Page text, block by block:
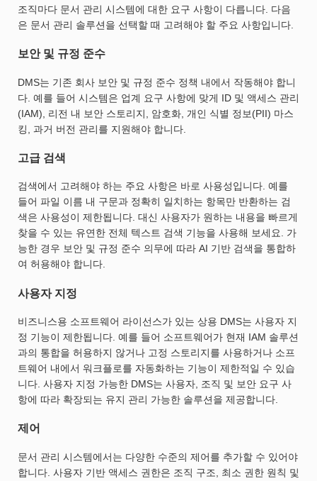
조직마다 문서 관리 시스템에 대한 요구 사항이 다릅니다. 다음
은 문서 관리 솔루션을 선택할 때 고려해야 할 주요 사항입니다.
보안 및 규정 준수
DMS는 기존 회사 보안 및 규정 준수 정책 내에서 작동해야 합니
다. 예를 들어 시스템은 업계 요구 사항에 맞게 ID 및 액세스 관리
(IAM), 리전 내 보안 스토리지, 암호화, 개인 식별 정보(PII) 마스
킹, 과거 버전 관리를 지원해야 합니다.
고급 검색
검색에서 고려해야 하는 주요 사항은 바로 사용성입니다. 예를
들어 파일 이름 내 구문과 정확히 일치하는 항목만 반환하는 검
색은 사용성이 제한됩니다. 대신 사용자가 원하는 내용을 빠르게
찾을 수 있는 유연한 전체 텍스트 검색 기능을 사용해 보세요. 가
능한 경우 보안 및 규정 준수 의무에 따라 AI 기반 검색을 통합하
여 허용해야 합니다.
사용자 지정
비즈니스용 소프트웨어 라이선스가 있는 상용 DMS는 사용자 지
정 기능이 제한됩니다. 예를 들어 소프트웨어가 현재 IAM 솔루션
과의 통합을 허용하지 않거나 고정 스토리지를 사용하거나 소프
트웨어 내에서 워크플로를 자동화하는 기능이 제한적일 수 있습
니다. 사용자 지정 가능한 DMS는 사용자, 조직 및 보안 요구 사
항에 따라 확장되는 유지 관리 가능한 솔루션을 제공합니다.
제어
문서 관리 시스템에서는 다양한 수준의 제어를 추가할 수 있어야
합니다. 사용자 기반 액세스 권한은 조직 구조, 최소 권한 원칙 및